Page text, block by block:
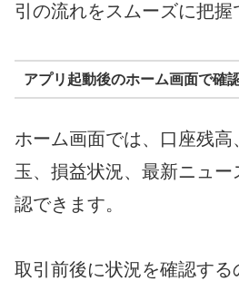
引の流れをスムーズに把握
アプリ起動後のホーム画面で確
ホーム画面では、口座残高
玉、損益状況、最新ニュ
認できます。
取引前後に状況を確認す